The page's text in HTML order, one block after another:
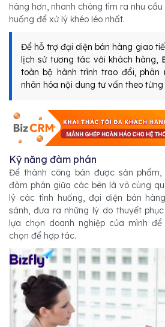
hàng hơn, nhanh chóng tìm ra nhu
huống để xử lý khéo léo nhất.
Để hỗ trợ đại diện bán hàng giao
lịch sử tương tác với khách hàng,
toàn bộ hành trình trao đổi, phân
nhân hóa nội dung tư vấn theo
Kỹ năng đàm phán
Để thành công bán được sản
đàm phán giữa các bên là vô cùng
lý các tình huống, đại diện bán
sánh, đưa ra những lý do thuyết
lựa chọn doanh nghiệp của mình
chọn để hợp tác.